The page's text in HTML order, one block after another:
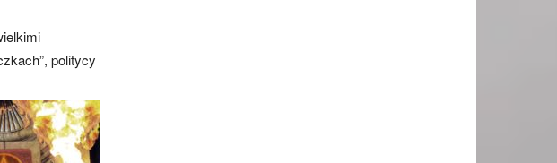
politycy